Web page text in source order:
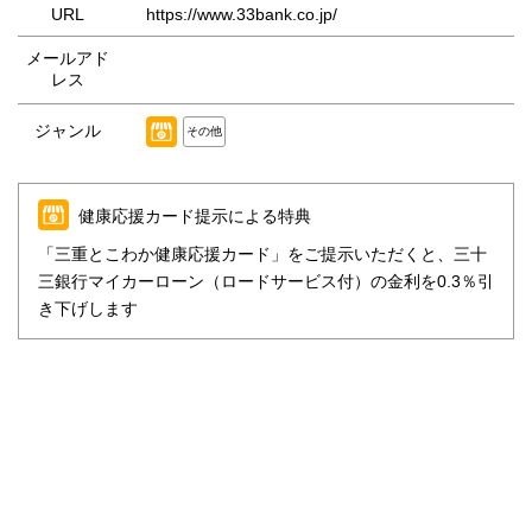
URL https://www.33bank.co.jp/
メールアド
レス
ジャンル その他
健康応援カード提示による特典
「三重とこわか健康応援カード」をご提示いただくと、三十
三銀行マイカーローン（ロードサービス付）の金利を0.3％引
き下げします